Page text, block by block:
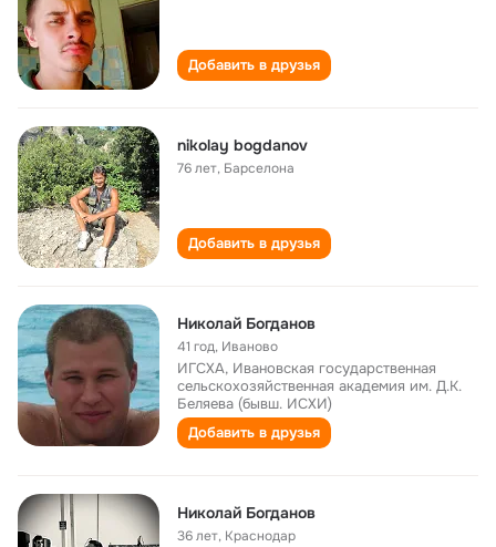
Добавить в друзья
nikolay bogdanov
76 лет, Барселона
Добавить в друзья
Николай Богданов
41 год, Иваново
ИГСХА, Ивановская государственная
сельскохозяйственная академия им. Д.К.
Беляева (бывш. ИСХИ)
Добавить в друзья
Николай Богданов
36 лет, Краснодар